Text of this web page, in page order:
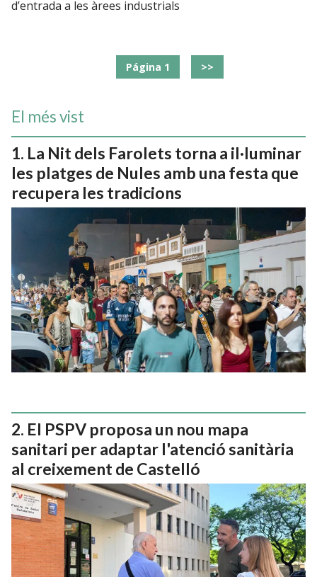
d’entrada a les àrees industrials
Página 1 >>
El més vist
La Nit dels Farolets torna a il·luminar
les platges de Nules amb una festa que
recupera les tradicions
El PSPV proposa un nou mapa
sanitari per adaptar l'atenció sanitària
al creixement de Castelló